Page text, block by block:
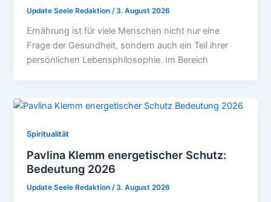
Update Seele Redaktion/3. August 2026
Ernährung ist für viele Menschen nicht nur eine
Frage der Gesundheit, sondern auch ein Teil ihrer
persönlichen Lebensphilosophie. Im Bereich
Spiritualität
Pavlina Klemm energetischer Schutz:
Bedeutung 2026
Update Seele Redaktion /3. August 2026